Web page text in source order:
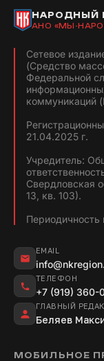
НАРОДНЫЙ
АНО «МЫ-
Сетевое
(Средство
Федеральной
коммуникаций
21.04.2025 г.
Учредитель:
Свердловская
13, кв. 103).
EMAIL
ТЕЛЕФОН
+7 (919) 360-
ГЛАВНЫЙ
Беляев
МОБИЛЬНОЕ